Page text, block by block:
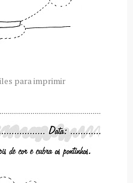
para imprimir